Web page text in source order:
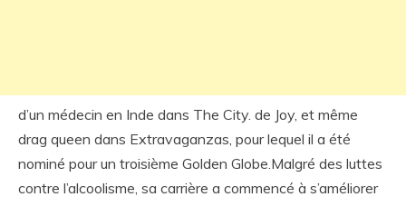
d’un médecin en Inde dans The City. de Joy, et même
drag queen dans Extravaganzas, pour lequel il a été
nominé pour un troisième Golden Globe.Malgré des luttes
contre l’alcoolisme, sa carrière a commencé à s’améliorer